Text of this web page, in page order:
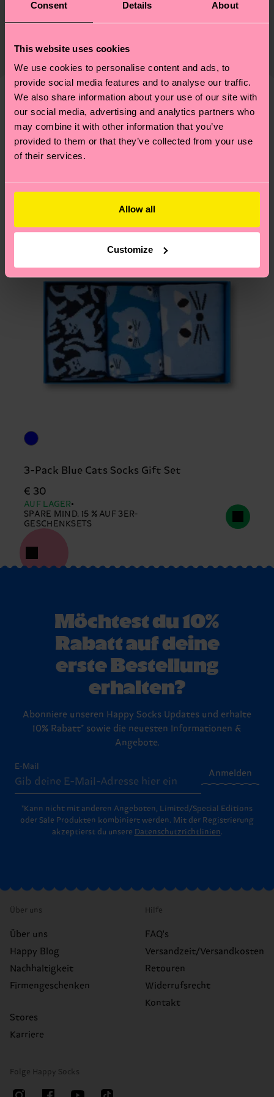
Consent Details About
This website uses cookies
We use cookies to personalise content and ads, to
provide social media features and to analyse our traffic.
We also share information about your use of our site with
our social media, advertising and analytics partners who
may combine it with other information that you’ve
provided to them or that they’ve collected from your use
of their services.
Allow all
Customize
Genaue Information:
Elastane
Nachhaltigkeit ist mehr als nur Qualität und
Lieferkette, die Reduzierung von Emissionen, die
Weitere Informationen sowie Tipps und Tricks
findest du auf unserer
Nachhaltigkeitsseite .
Versand & Retouren
ab und unsere länderspezifische Versandübersicht
findest duhier . Die Lieferzeit beginnt sobald
deine Bestellung versandt wurde. Bitte bedenke,
dass es sich hierbei um einen Richtwert handelt
und die genaue Lieferzeit von der lokalen Post in
deinem Land abhängt.
Hilfebereich im ArtikelRetourenfindest du die
am häufigsten gestellten Fragen.
Ähnliche muster
Neuheit
3-Pack Blue Cats Socks Gift Set
€ 30
AUF LAGER
SPARE MIND. 15 % AUF 3ER-
GESCHENKSETS
Möchtest du 10%
Rabatt auf deine
erste Bestellung
erhalten?
Abonniere unseren Happy Socks Updates und erhalte
10% Rabatt* sowie die neuesten Informationen &
Angebote.
E-Mail
Anmelden
*Kann nicht mit anderen Angeboten, Limited/Special Editions
oder Sale Produkten kombiniert werden. Mit der Registrierung
akzeptierst du unsere Datenschutzrichtlinien.
Über uns
Über uns
Happy Blog
Nachhaltigkeit
Firmengeschenken
Stores
Karriere
Hilfe
FAQ's
Versandzeit/Versandkosten
Retouren
Widerrufsrecht
Kontakt
Folge Happy Socks